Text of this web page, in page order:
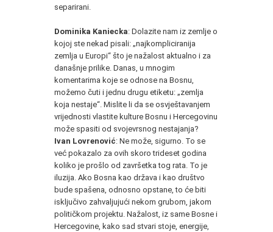
separirani.
Dominika Kaniecka: Dolazite nam iz zemlje o
kojoj ste nekad pisali: „najkompliciranija
zemlja u Europi“ što je nažalost aktualno i za
današnje prilike. Danas, u mnogim
komentarima koje se odnose na Bosnu,
možemo čuti i jednu drugu etiketu: „zemlja
koja nestaje“. Mislite li da se osvještavanjem
vrijednosti vlastite kulture Bosnu i Hercegovinu
može spasiti od svojevrsnog nestajanja?
Ivan Lovrenović: Ne može, sigurno. To se
već pokazalo za ovih skoro trideset godina
koliko je prošlo od završetka tog rata. To je
iluzija. Ako Bosna kao država i kao društvo
bude spašena, odnosno opstane, to će biti
isključivo zahvaljujući nekom grubom, jakom
političkom projektu. Nažalost, iz same Bosne i
Hercegovine, kako sad stvari stoje, energije,